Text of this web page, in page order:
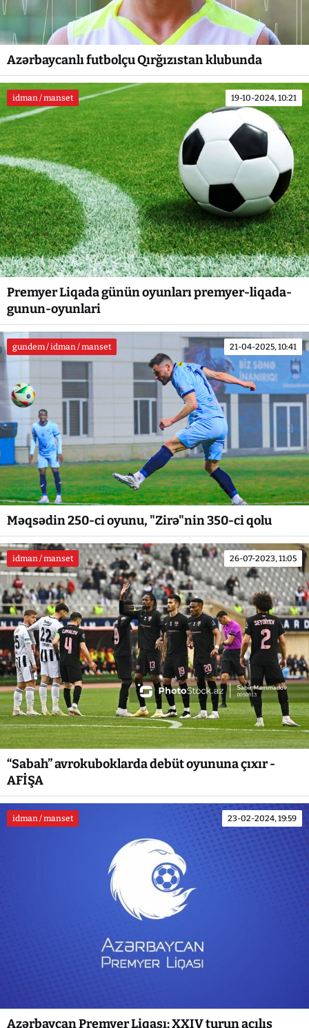
Azərbaycanlı futbolçu Qırğızıstan klubunda
idman / manset 19-10-2024, 10:21
Premyer Liqada günün oyunları premyer-liqada-
gunun-oyunlari
gundem / idman / manset 21-04-2025, 10:41
Məqsədin 250-ci oyunu, "Zirə"nin 350-ci qolu
idman / manset 26-07-2023, 11:05
“Sabah” avrokuboklarda debüt oyununa çıxır -
AFİŞA
idman / manset 23-02-2024, 19:59
Azərbaycan Premyer Liqası: XXIV turun açılış